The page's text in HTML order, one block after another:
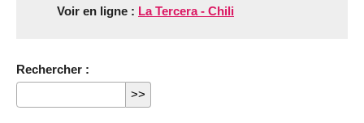
Voir en ligne : La Tercera - Chili
Rechercher :